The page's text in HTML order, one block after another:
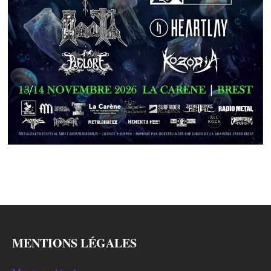
MENTIONS LÉGALES